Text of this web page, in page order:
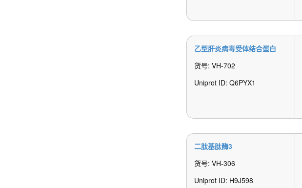
乙型肝炎病毒受体结合蛋白
货号: VH-702
Uniprot ID: Q6PYX1
二肽基肽酶3
货号: VH-306
Uniprot ID: H9J598